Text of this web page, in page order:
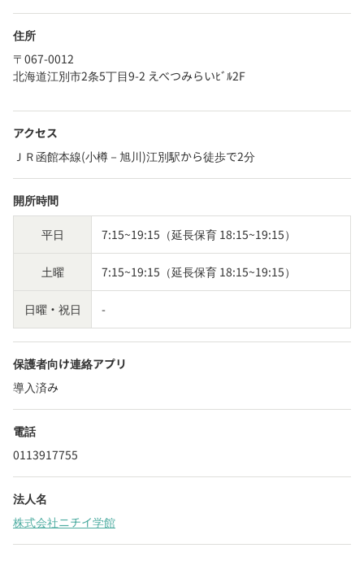
住所
〒067-0012
北海道江別市2条5丁目9-2 えべつみらいﾋﾞﾙ2F
アクセス
ＪＲ函館本線(小樽－旭川)江別駅から徒歩で2分
開所時間
平日 7:15~19:15（延長保育 18:15~19:15）
土曜 7:15~19:15（延長保育 18:15~19:15）
日曜・祝日 -
保護者向け連絡アプリ
導入済み
電話
0113917755
法人名
株式会社ニチイ学館